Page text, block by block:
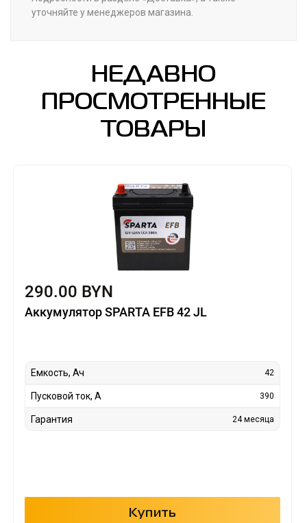
уточняйте у менеджеров магазина.
НЕДАВНО
ПРОСМОТРЕННЫЕ
ТОВАРЫ
290.00 BYN
Аккумулятор SPARTA EFB 42 JL
Емкость, Ач 42
Пусковой ток, А 390
Гарантия 24 месяца
Купить